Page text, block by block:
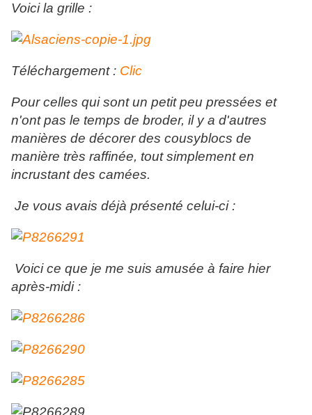
Voici la grille :
Téléchargement : Clic
Pour celles qui sont un petit peu pressées et
n'ont pas le temps de broder, il y a d'autres
manières de décorer des cousyblocs de
manière très raffinée, tout simplement en
incrustant des camées.
Je vous avais déjà présenté celui-ci :
Voici ce que je me suis amusée à faire hier
après-midi :